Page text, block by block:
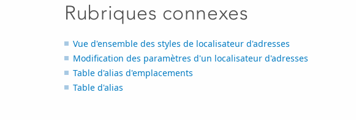
Rubriques connexes
Vue d'ensemble des styles de localisateur d'adresses
Modification des paramètres d'un localisateur d'adresses
Table d'alias d'emplacements
Table d'alias